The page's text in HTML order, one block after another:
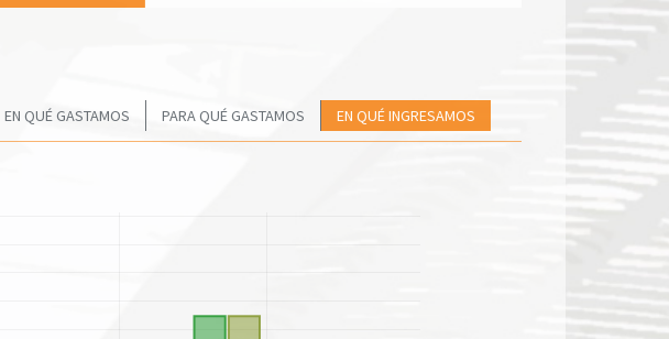
EN QUÉ GASTAMOS PARA QUÉ GASTAMOS EN QUÉ INGRESAMOS